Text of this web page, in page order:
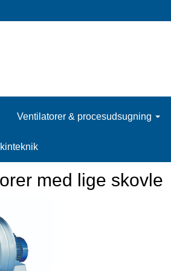
Ventilatorer & procesudsugning
med lige skovle